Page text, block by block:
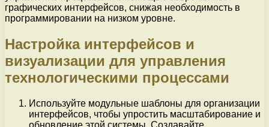
графических интерфейсов, снижая необходимость в
программировании на низком уровне.
Настройка интерфейсов и
визуализации для управления
технологическими процессами
Используйте модульные шаблоны для организации
интерфейсов, чтобы упростить масштабирование и
обновление этой системы. Создавайте